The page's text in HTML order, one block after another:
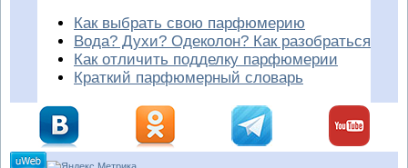
Как выбрать свою парфюмерию
Вода? Духи? Одеколон? Как разобраться
Как отличить подделку парфюмерии
Краткий парфюмерный словарь